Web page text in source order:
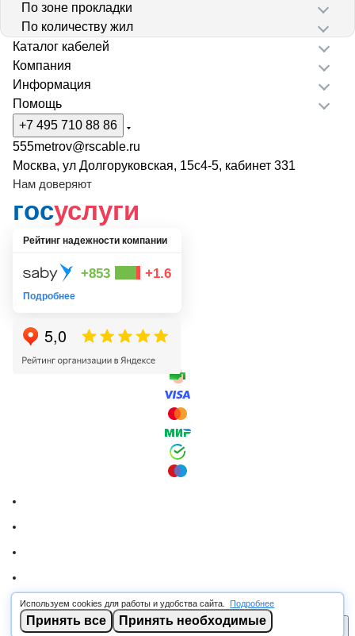
Используем cookies для работы и удобства сайта. Подробнее
Принять все Принять необходимые
По зоне прокладки
По количеству жил
Каталог кабелей
Компания
Информация
Помощь
+7 495 710 88 86
555metrov@rscable.ru
Москва, ул Долгоруковская, 15с4-5, кабинет 331
Нам доверяют
госуслуги
Рейтинг надежности компании
+853 +1.6
Подробнее
© 2026 RSCABLE.RU - Оптовая продажа кабеля
ООО «РОСКАБ», ИНН 7802877462, ОГРН